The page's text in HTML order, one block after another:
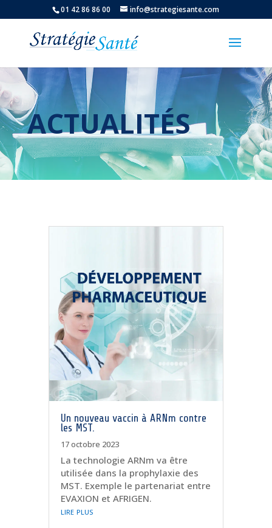
01 42 86 86 00 info@strategiesante.com
ACTUALITÉS
Un nouveau vaccin à ARNm contre
les MST.
17 octobre 2023
La technologie ARNm va être
utilisée dans la prophylaxie des
MST. Exemple le partenariat entre
EVAXION et AFRIGEN.
lire plus